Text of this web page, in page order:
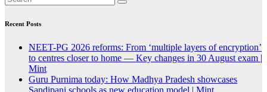
Recent Posts
NEET-PG 2026 reforms: From ‘multiple layers of encryption’
to centres closer to home — Key changes in 30 August exam |
Mint
Guru Purnima today: How Madhya Pradesh showcases